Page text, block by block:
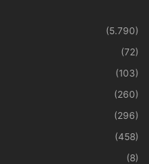
(5.790)
(72)
(103)
(260)
(296)
(458)
(8)